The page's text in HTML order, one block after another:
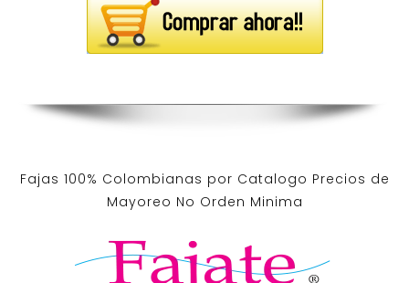
Fajas 100% Colombianas por Catalogo Precios de
Mayoreo No Orden Minima